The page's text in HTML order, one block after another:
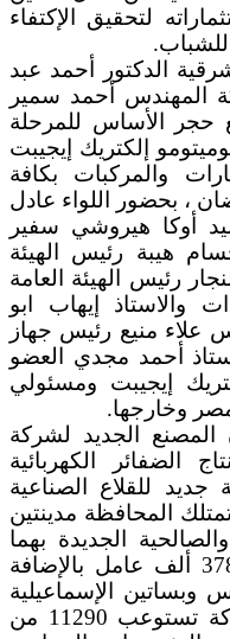
لتحقيق الإكتفاء
الدكتور أحمد عبد
المهندس أحمد سمير
حجر الأساس للمرحلة
إلكتريك إيجيبت
والمركبات بكافة
، بحضور اللواء عادل
أوكا هيروشي سفير
هيبة رئيس الهيئة
رئيس الهيئة العامة
والاستاذ إيهاب ابو
علاء منيع رئيس جهاز
أحمد مجدي العضو
إيجيبت ومسئولي
وخارجها.
الجديد لشركة
الضفائر الكهربائية
جديد للقلاع الصناعية
المحافظة مدينتين
الجديدة بهما
2113 مصنع وشركة تستوعب 378 ألف عامل بالإضافة
وبساتين الإسماعيلية
واللتين تضمان 434 مصنع وشركة تستوعب 11290 من